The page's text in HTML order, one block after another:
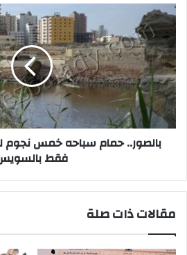
بالصور..
حمام
سباحه
خمس
نجوم
لعظام
ورفات
الموتى
فقط
بالسويس
بالصور.. حمام سباحه خمس نجوم
فقط
مقالات ذات صلة